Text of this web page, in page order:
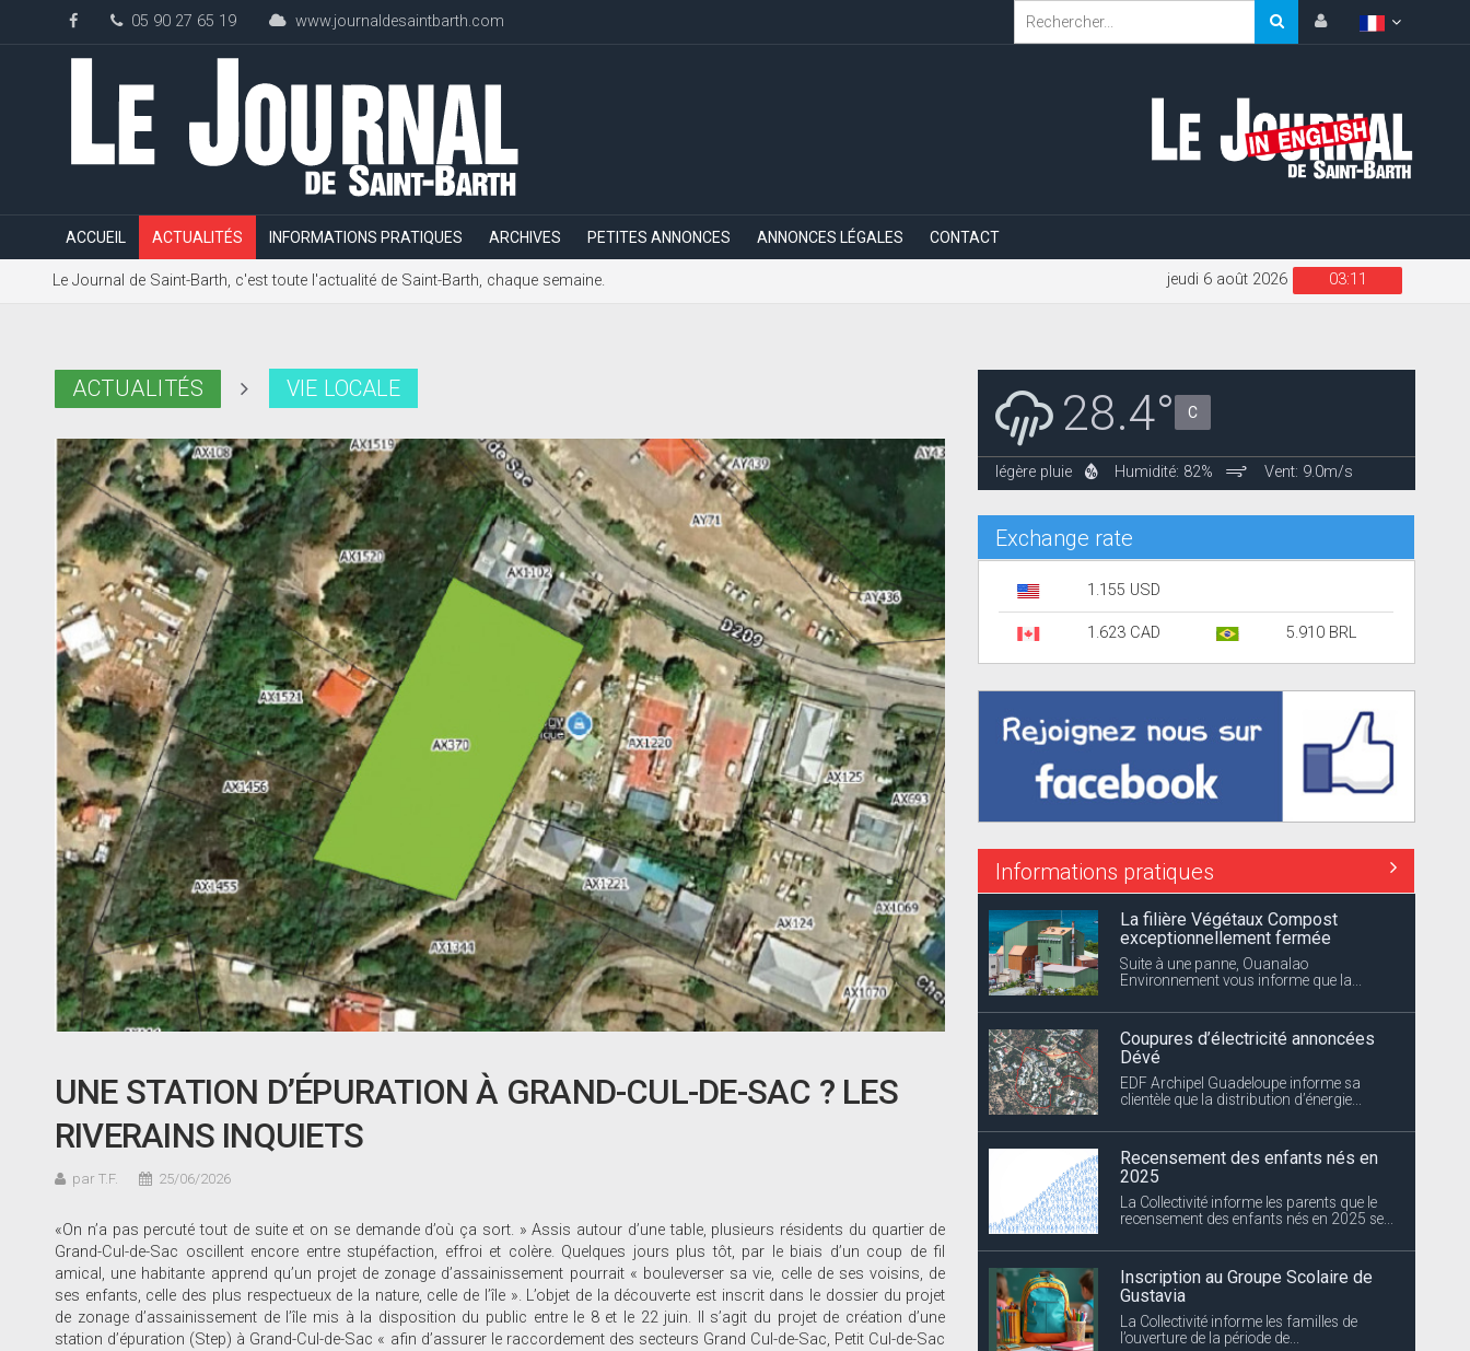
05 90 27 65 19 www.journaldesaintbarth.com
ACCUEIL ACTUALITÉS INFORMATIONS PRATIQUES ARCHIVES PETITES ANNONCES ANNONCES LÉGALES CONTACT
Le Journal de Saint-Barth, c'est toute l'actualité de Saint-Barth, chaque semaine. 03:11
jeudi 6 août 2026
ACTUALITÉS VIE LOCALE
UNE STATION D’ÉPURATION À GRAND-CUL-DE-SAC ? LES
RIVERAINS INQUIETS
par T.F. 25/06/2026
«On n’a pas percuté tout de suite et on se demande d’où ça sort. » Assis autour d’une table, plusieurs résidents du quartier de
Grand-Cul-de-Sac oscillent encore entre stupéfaction, effroi et colère. Quelques jours plus tôt, par le biais d’un coup de fil
amical, une habitante apprend qu’un projet de zonage d’assainissement pourrait « bouleverser sa vie, celle de ses voisins, de
ses enfants, celle des plus respectueux de la nature, celle de l’île ». L’objet de la découverte est inscrit dans le dossier du projet
de zonage d’assainissement de l’île mis à la disposition du public entre le 8 et le 22 juin. Il s’agit du projet de création d’une
station d’épuration (Step) à Grand-Cul-de-Sac « afin d’assurer le raccordement des secteurs Grand Cul-de-Sac, Petit Cul-de-Sac
28.4° C
légère pluie Humidité: 82% Vent: 9.0m/s
Exchange rate
1.155 USD
1.623 CAD 5.910 BRL
Informations pratiques
La filière Végétaux Compost
exceptionnellement fermée
Suite à une panne, Ouanalao
Environnement vous informe que la...
Coupures d’électricité annoncées
Dévé
EDF Archipel Guadeloupe informe sa
clientèle que la distribution d’énergie...
Recensement des enfants nés en
2025
La Collectivité informe les parents que le
recensement des enfants nés en 2025 se...
Inscription au Groupe Scolaire de
Gustavia
La Collectivité informe les familles de
l’ouverture de la période de...